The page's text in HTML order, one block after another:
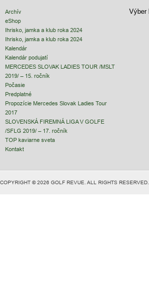
Archív
eShop
Ihrisko, jamka a klub roka 2024
Ihrisko, jamka a klub roka 2024
Kalendár
Kalendár podujatí
MERCEDES SLOVAK LADIES TOUR /MSLT
2019/ – 15. ročník
Počasie
Predplatné
Propozície Mercedes Slovak Ladies Tour
2017
SLOVENSKÁ FIREMNÁ LIGA V GOLFE
/SFLG 2019/ – 17. ročník
TOP kaviarne sveta
Kontakt
ČLÁNKY
COPYRIGHT © 2026 GOLF REVUE. ALL RIGHTS RESERVED.